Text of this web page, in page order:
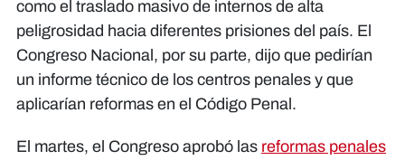
como el traslado masivo de internos de alta
peligrosidad hacia diferentes prisiones del país. El
Congreso Nacional, por su parte, dijo que pedirían
un informe técnico de los centros penales y que
aplicarían reformas en el Código Penal.
El martes, el Congreso aprobó las reformas penales